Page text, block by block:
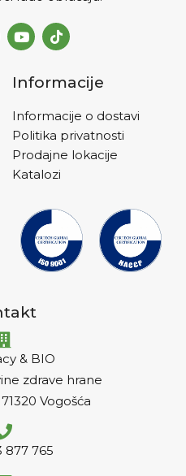
Informacije
Informacije o dostavi
Politika privatnosti
Prodajne lokacije
Katalozi
& BIO
zdrave hrane
Vogošća
877 765